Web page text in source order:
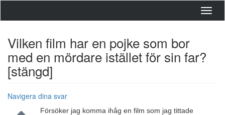
Vilken film har en pojke som bor
med en mördare istället för sin far?
[stängd]
Navigera dina svar
Försöker jag komma ihåg en film som jag tittade